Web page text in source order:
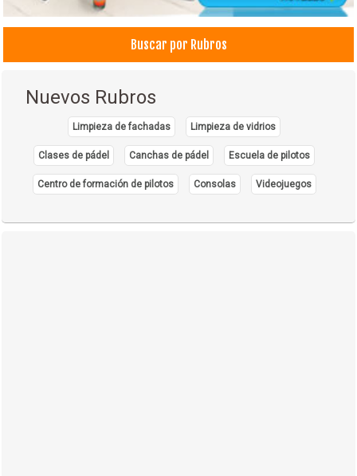
Buscar por Rubros
Nuevos Rubros
Limpieza de fachadas Limpieza de vidrios
Clases de pádel Canchas de pádel Escuela de pilotos
Centro de formación de pilotos Consolas Videojuegos